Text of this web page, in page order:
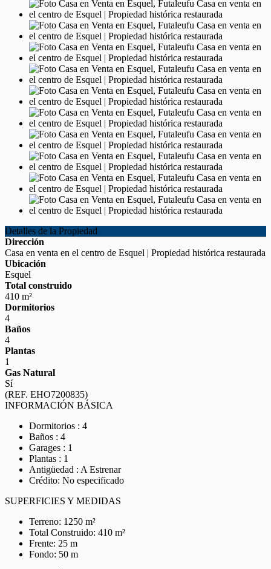
Detalles de la Propiedad
Dirección
Casa en venta en el centro de Esquel | Propiedad histórica restaurada
Ubicación
Esquel
Total construido
410 m²
Dormitorios
4
Baños
4
Plantas
1
Gas Natural
Sí
(REF. EHO7200835)
INFORMACIÓN BÁSICA
Dormitorios : 4
Baños : 4
Garages : 1
Plantas : 1
Antigüedad : A Estrenar
Crédito: No especificado
SUPERFICIES Y MEDIDAS
Terreno: 1250 m²
Total Construido: 410 m²
Frente: 25 m
Fondo: 50 m